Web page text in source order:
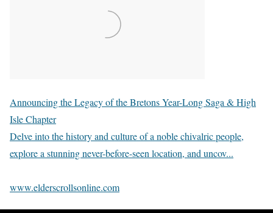
Announcing the Legacy of the Bretons Year-Long Saga & High
Isle Chapter
Delve into the history and culture of a noble chivalric people,
explore a stunning never-before-seen location, and uncov...
www.elderscrollsonline.com